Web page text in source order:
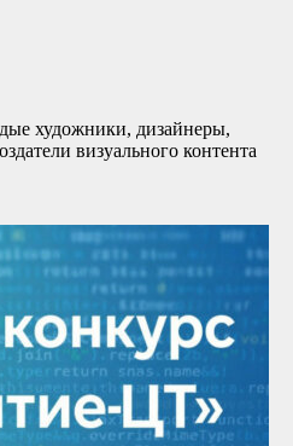
художники, дизайнеры,
визуального контента